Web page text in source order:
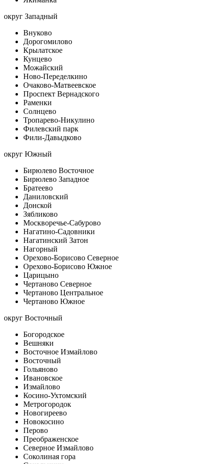
округ Западный
Внуково
Дорогомилово
Крылатское
Кунцево
Можайский
Ново-Переделкино
Очаково-Матвеевское
Проспект Вернадского
Раменки
Солнцево
Тропарево-Никулино
Филевский парк
Фили-Давыдково
округ Южный
Бирюлево Восточное
Бирюлево Западное
Братеево
Даниловский
Донской
Зябликово
Москворечье-Сабурово
Нагатино-Садовники
Нагатинский Затон
Нагорный
Орехово-Борисово Северное
Орехово-Борисово Южное
Царицыно
Чертаново Северное
Чертаново Центральное
Чертаново Южное
округ Восточный
Богородское
Вешняки
Восточное Измайлово
Восточный
Гольяново
Ивановское
Измайлово
Косино-Ухтомский
Метрогородок
Новогиреево
Новокосино
Перово
Преображенское
Северное Измайлово
Соколиная гора